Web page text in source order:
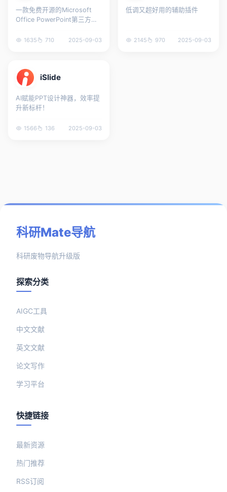
一款免费开源的Microsoft
Office PowerPoint第三方插
1635 710 2025-09-03
低调又超好用的辅助插件
2145 970 2025-09-03
iSlide
AI赋能PPT设计神器，效率提
升新标杆！
1566 136 2025-09-03
科研Mate导航
科研废物导航升级版
探索分类
AIGC工具
中文文献
英文文献
论文写作
学习平台
快捷链接
最新资源
热门推荐
RSS订阅